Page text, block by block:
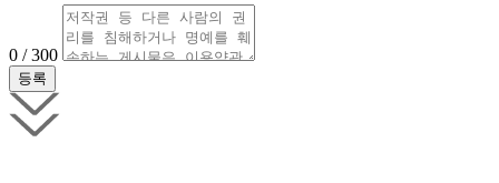
0 / 300